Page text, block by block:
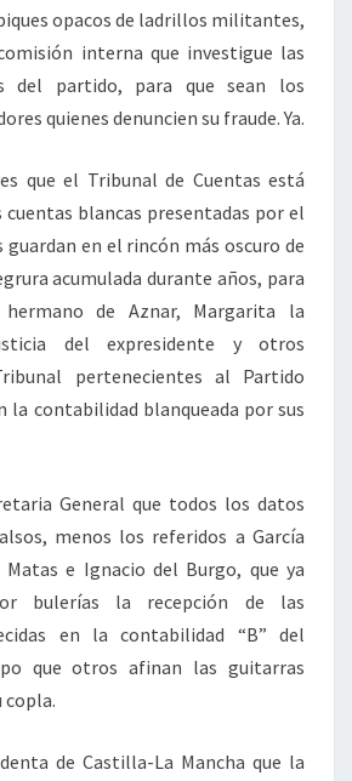
opacos de ladrillos militantes,
interna que investigue las
del partido, para que sean los
quienes denuncien su fraude. Ya.
que el Tribunal de Cuentas está
blancas presentadas por el
en el rincón más oscuro de
acumulada durante años, para
de Aznar, Margarita la
del expresidente y otros
pertenecientes al Partido
la contabilidad blanqueada por sus
General que todos los datos
menos los referidos a García
Matas e Ignacio del Burgo, que ya
bulerías la recepción de las
en la contabilidad “B” del
que otros afinan las guitarras
copla.
de Castilla-La Mancha que la